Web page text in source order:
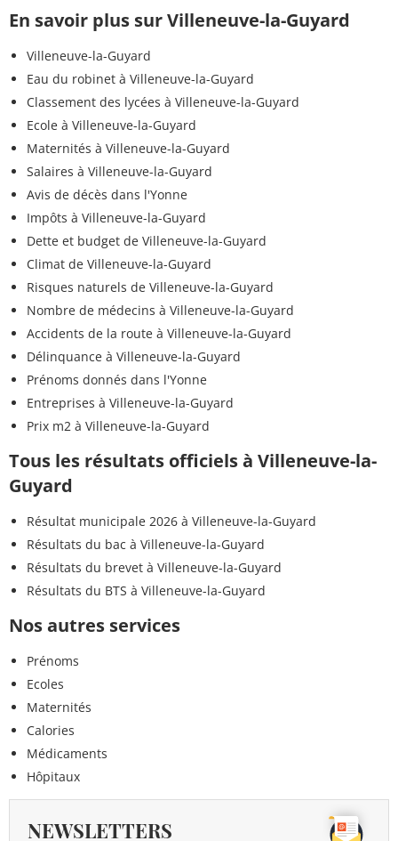
En savoir plus sur Villeneuve-la-Guyard
Villeneuve-la-Guyard
Eau du robinet à Villeneuve-la-Guyard
Classement des lycées à Villeneuve-la-Guyard
Ecole à Villeneuve-la-Guyard
Maternités à Villeneuve-la-Guyard
Salaires à Villeneuve-la-Guyard
Avis de décès dans l'Yonne
Impôts à Villeneuve-la-Guyard
Dette et budget de Villeneuve-la-Guyard
Climat de Villeneuve-la-Guyard
Risques naturels de Villeneuve-la-Guyard
Nombre de médecins à Villeneuve-la-Guyard
Accidents de la route à Villeneuve-la-Guyard
Délinquance à Villeneuve-la-Guyard
Prénoms donnés dans l'Yonne
Entreprises à Villeneuve-la-Guyard
Prix m2 à Villeneuve-la-Guyard
Tous les résultats officiels à Villeneuve-la-
Guyard
Résultat municipale 2026 à Villeneuve-la-Guyard
Résultats du bac à Villeneuve-la-Guyard
Résultats du brevet à Villeneuve-la-Guyard
Résultats du BTS à Villeneuve-la-Guyard
Nos autres services
Prénoms
Ecoles
Maternités
Calories
Médicaments
Hôpitaux
NEWSLETTERS